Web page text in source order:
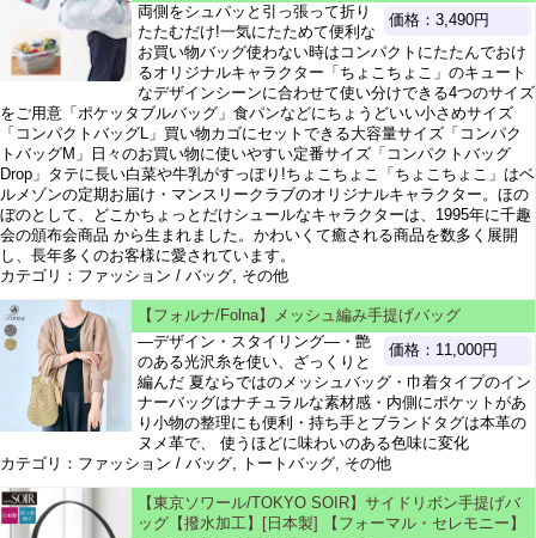
価格：3,490円
両側をシュパッと引っ張って折り
たたむだけ!一気にたためて便利な
お買い物バッグ使わない時はコンパクトにたたんでおけ
るオリジナルキャラクター「ちょこちょこ」のキュート
なデザインシーンに合わせて使い分けできる4つのサイズ
をご用意「ポケッタブルバッグ」食パンなどにちょうどいい小さめサイズ
「コンパクトバッグL」買い物カゴにセットできる大容量サイズ「コンパク
トバッグM」日々のお買い物に使いやすい定番サイズ「コンパクトバッグ
Drop」タテに長い白菜や牛乳がすっぽり!ちょこちょこ「ちょこちょこ」はベ
ルメゾンの定期お届け・マンスリークラブのオリジナルキャラクター。ほの
ぼのとして、どこかちょっとだけシュールなキャラクターは、1995年に千趣
会の頒布会商品 から生まれました。かわいくて癒される商品を数多く展開
し、長年多くのお客様に愛されています。
カテゴリ：ファッション / バッグ, その他
【フォルナ/Folna】メッシュ編み手提げバッグ
価格：11,000円
―デザイン・スタイリング―・艶
のある光沢糸を使い、ざっくりと
編んだ 夏ならではのメッシュバッグ・巾着タイプのイン
ナーバッグはナチュラルな素材感・内側にポケットがあ
り小物の整理にも便利・持ち手とブランドタグは本革の
ヌメ革で、 使うほどに味わいのある色味に変化
カテゴリ：ファッション / バッグ, トートバッグ, その他
【東京ソワール/TOKYO SOIR】サイドリボン手提げバ
ッグ【撥水加工】[日本製] 【フォーマル・セレモニー】